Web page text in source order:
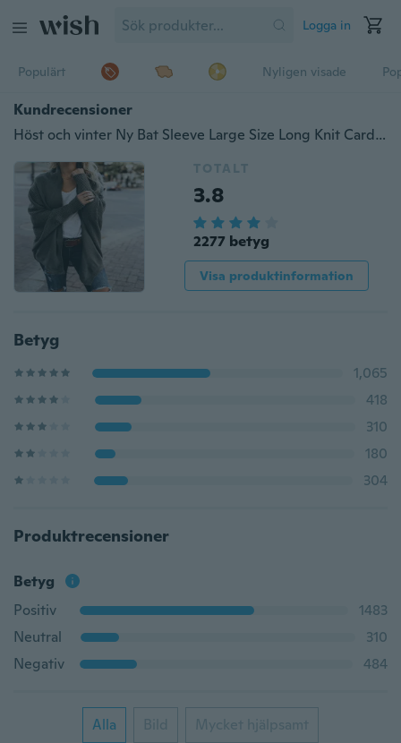
Logga in
Populärt Nyligen visade
Kundrecensioner
Höst och vinter Ny Bat Sleeve Large Size Long Knit Cardigan Sweater Damjacka
TOTALT
3.8
2277 betyg
Visa produktinformation
Betyg
1,065
418
310
180
304
Produktrecensioner
Betyg
Positiv
1483
Neutral
310
Negativ
484
Alla Bild Mycket hjälpsamt